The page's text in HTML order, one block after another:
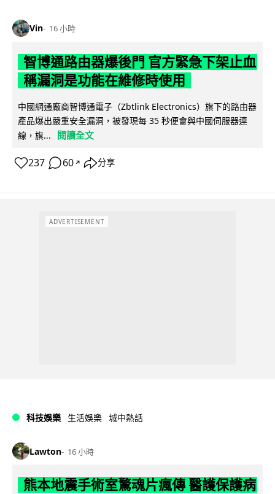
Vin 16 小時
智博通路由器爆後門 官方緊急下架止血
稱漏洞是功能在維修時使用
中國網通廠商智博通電子（Zbtlink Electronics）旗下的路由器
產品爆出嚴重安全漏洞，被發現每 35 秒便會與中國伺服器連
線，旗...
閱讀全文
237 60 ↗ 分享
ADVERTISEMENT
科技娛樂 生活娛樂 城中熱話
Lawton 16 小時
熊本地震手術室驚魂片瘋傳 醫護保護病